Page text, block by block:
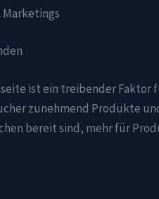
ist ein treibender
zunehmend Produkte
bereit sind, mehr für